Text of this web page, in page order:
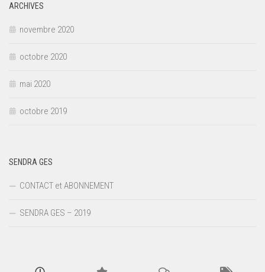
ARCHIVES
novembre 2020
octobre 2020
mai 2020
octobre 2019
SENDRA GES
CONTACT et ABONNEMENT
SENDRA GES – 2019